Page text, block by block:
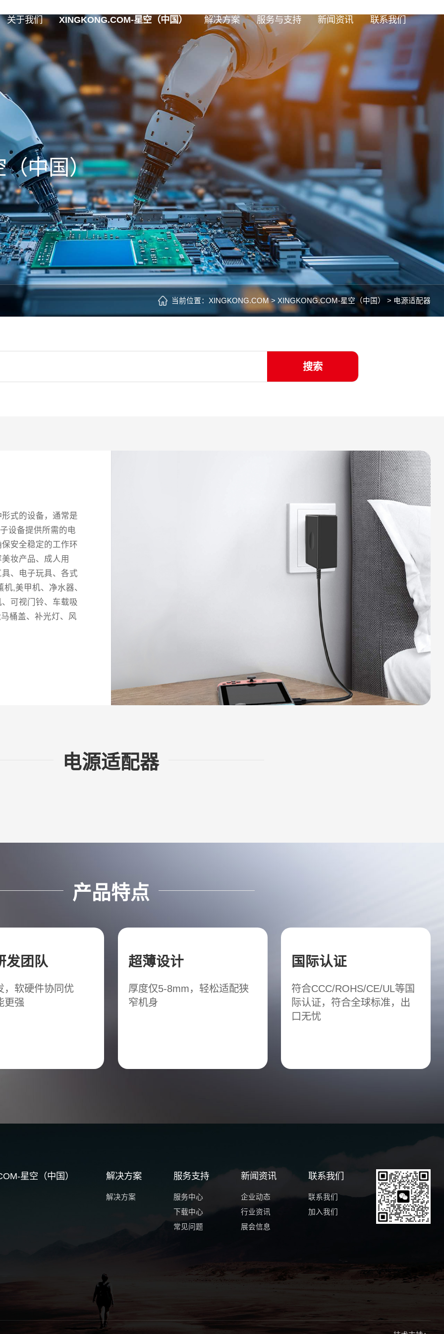
关于我们 XINGKONG.COM-星空（中国） 解决方案 服务与支持 新闻资讯 联系我们
（中国）
当前位置： XINGKONG.COM > XINGKONG.COM-星空（中国） > 电源适配器
搜索
式的设备，通常是
设备提供所需的电
安全稳定的工作环
妆产品、成人用
、电子玩具、各式
,美甲机、净水器、
可视门铃、车载吸
桶盖、补光灯、风
电源适配器
产品特点
发团队
，软硬件协同优
更强
超薄设计
厚度仅5-8mm，轻松适配狭
窄机身
国际认证
符合CCC/ROHS/CE/UL等国
际认证，符合全球标准，出
口无忧
星空（中国） 解决方案
解决方案
服务支持
服务中心
下载中心
常见问题
新闻资讯
企业动态
行业资讯
展会信息
联系我们
联系我们
加入我们